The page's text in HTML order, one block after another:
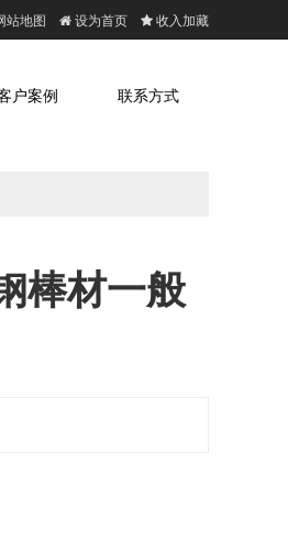
站地图 设为首页 收入加藏
联系方式
户案例
棒材一般